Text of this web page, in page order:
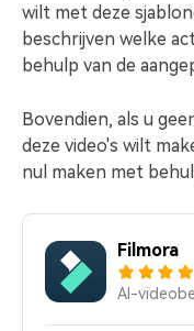
wilt met deze
beschrijven welke
behulp van de
Bovendien, als u
deze video's wilt
nul maken met
Filmora
AI-